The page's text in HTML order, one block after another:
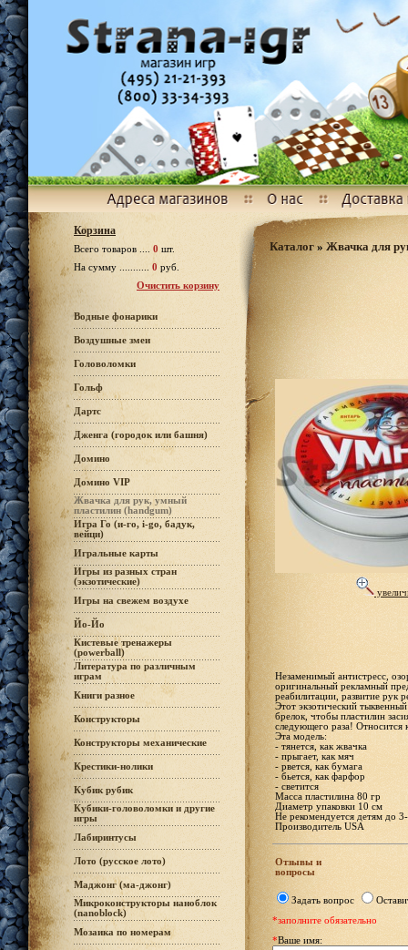
Корзина
Всего товаров .... 0 шт.
На сумму ........... 0 руб.
Очистить корзину
Водные фонарики
Воздушные змеи
Головоломки
Гольф
Дартс
Дженга (городок или башня)
Домино
Домино VIP
Жвачка для рук, умный
пластилин (handgum)
Игра Го (и-го, i-go, бадук,
вейци)
Игральные карты
Игры из разных стран
(экзотические)
Игры на свежем воздухе
Йо-Йо
Кистевые тренажеры
(powerball)
Литература по различным
играм
Книги разное
Конструкторы
Конструкторы механические
Крестики-нолики
Кубик рубик
Кубики-головоломки и другие
игры
Лабиринтусы
Лото (русское лото)
Маджонг (ма-джонг)
Микроконструкторы наноблок
(nanoblock)
Мозаика по номерам
Каталог»Жвачка для
Незаменимый антистресс,
оригинальный рекламный
реабилитации, развитие рук
Этот экзотический
брелок, чтобы пластилин
следующего раза! Относится
Эта модель:
- тянется, как жвачка
- прыгает, как мяч
- рвется, как бумага
- бьется, как фарфор
- светится
Масса пластилина 80 гр
Диаметр упаковки 10 см
Не рекомендуется детям до
Производитель USA
Отзывы и
вопросы
Задать вопрос
*заполните обязательно
*Ваше имя: